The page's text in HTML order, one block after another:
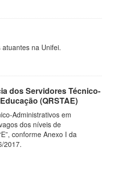
na Unifei.
dos Servidores Técnico-
(QRSTAE)
Administrativos em
dos níveis de
conforme Anexo I da
2017.